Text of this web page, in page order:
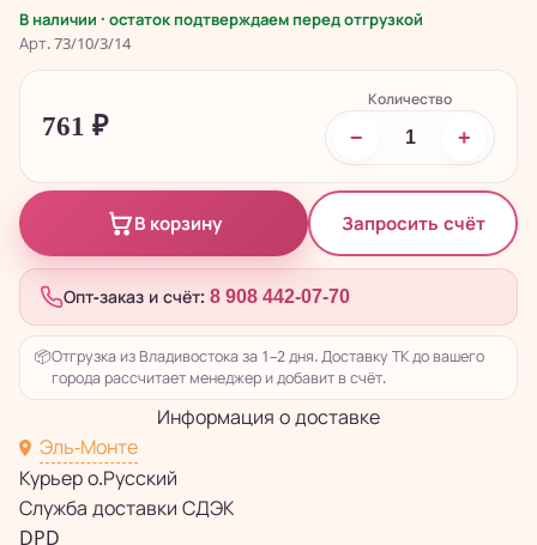
В наличии · остаток подтверждаем перед отгрузкой
Арт. 73/10/3/14
761 ₽
Количество
− +
В корзину Запросить счёт
Опт-заказ и счёт: 8 908 442-07-70
📦Отгрузка из Владивостока за 1–2 дня. Доставку ТК до вашего
города рассчитает менеджер и добавит в счёт.
Информация о доставке
Эль-Монте
Курьер о.Русский
Служба доставки СДЭК
DPD